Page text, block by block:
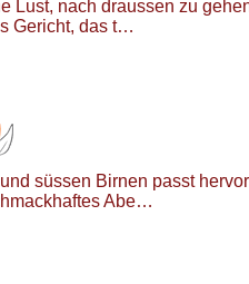
Lust, nach draussen zu
Gericht, das t…
süssen Birnen passt
Abe…